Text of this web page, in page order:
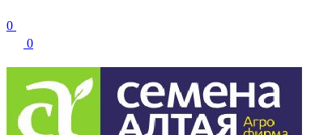
0
0